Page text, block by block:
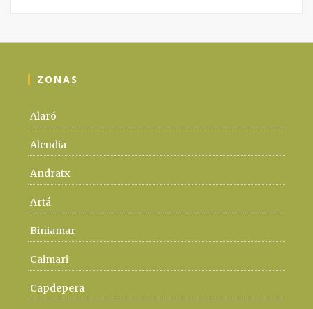
ZONAS
Alaró
Alcudia
Andratx
Artá
Biniamar
Caimari
Capdepera